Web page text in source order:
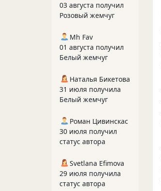
03 августа получил
Розовый жемчуг
Mh Fav
01 августа получил
Белый жемчуг
Наталья Бикетова
31 июля получила
Белый жемчуг
Роман Цивинскас
30 июля получил
статус автора
Svetlana Efimova
29 июля получила
статус автора